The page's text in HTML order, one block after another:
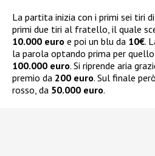
La partita inizia con i primi sei tiri
primi due tiri al fratello, il quale
10.000 euro e poi un blu da 10€.
la parola optando prima per
100.000 euro. Si riprende aria
premio da 200 euro. Sul finale però
rosso, da 50.000 euro.